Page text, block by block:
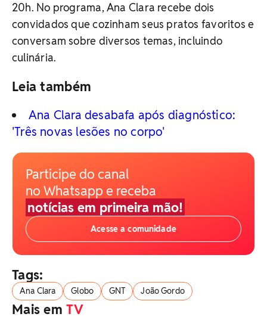
20h. No programa, Ana Clara recebe dois
convidados que cozinham seus pratos favoritos e
conversam sobre diversos temas, incluindo
culinária.
Leia também
Ana Clara desabafa após diagnóstico:
'Três novas lesões no corpo'
Participe do canal
no Whatsapp e receba
notícias em primeira mão!
Acesse a comunidade
Tags:
Ana Clara Globo GNT João Gordo
Mais emTV